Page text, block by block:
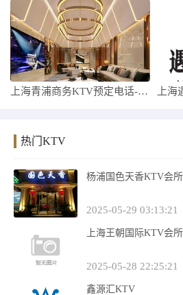
上海青浦商务KTV预定电话-上海青浦高端 上
热门KTV
杨浦国色天香KTV会所
2025-05-29 03:13:21
上海王朝国际KTV会所
2025-05-28 22:25:21
鑫源汇KTV